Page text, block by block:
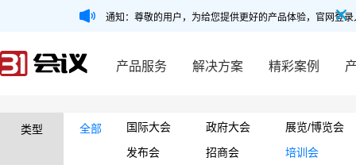
通知：尊敬的用户，为给您提供更好的产品体验，官网登
产品服务 解决方案 精彩案例
类型 全部 国际大会 政府大会
展览/博览会
发布会
招商会 培训会